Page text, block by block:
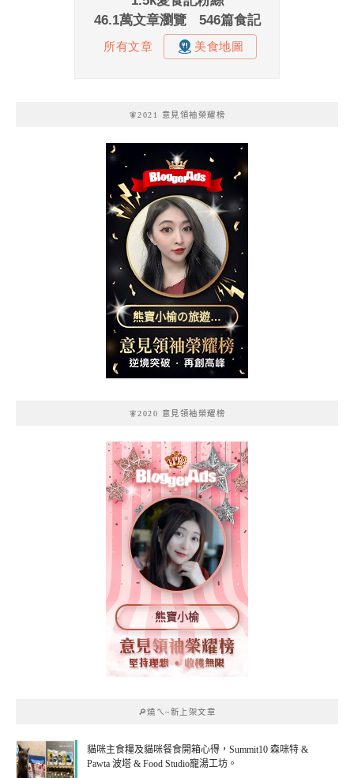
🧚2021 意見領袖榮耀榜
熊寶小榆の旅遊日
記
🧚2020 意見領袖榮耀榜
熊寶小榆
🔎燒ㄟ~新上架文章
貓咪主食糧及貓咪餐食開箱心得，Summit10 森咪特 &
Pawta 波塔 & Food Studio寵湯工坊。